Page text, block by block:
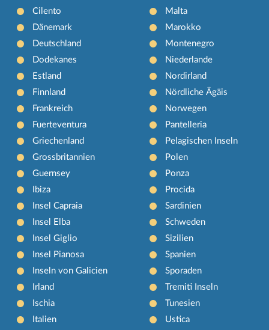
Cilento
Dänemark
Deutschland
Dodekanes
Estland
Finnland
Frankreich
Fuerteventura
Griechenland
Grossbritannien
Guernsey
Ibiza
Insel Capraia
Insel Elba
Insel Giglio
Insel Pianosa
Inseln von Galicien
Irland
Ischia
Italien
Malta
Marokko
Montenegro
Niederlande
Nordirland
Nördliche Ägäis
Norwegen
Pantelleria
Pelagischen Inseln
Polen
Ponza
Procida
Sardinien
Schweden
Sizilien
Spanien
Sporaden
Tremiti Inseln
Tunesien
Ustica